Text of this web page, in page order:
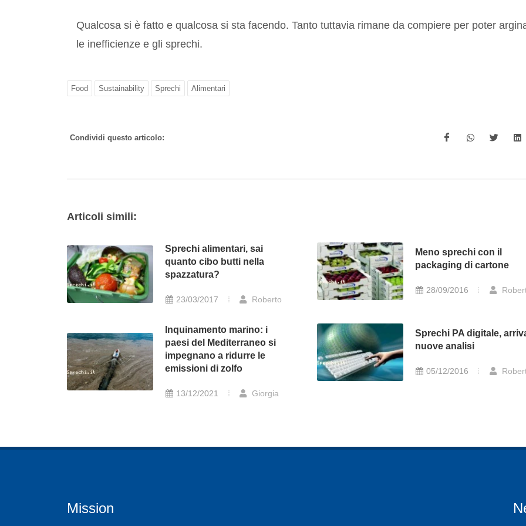
Qualcosa si è fatto e qualcosa si sta facendo. Tanto tuttavia rimane da compiere per poter
le inefficienze e gli sprechi.
Food Sustainability Sprechi Alimentari
Condividi questo articolo:
Articoli simili:
Sprechi alimentari, sai
quanto cibo butti nella
spazzatura?
23/03/2017 Roberto
Meno sprechi con il
packaging di cartone
28/09/2016
Inquinamento marino: i
paesi del Mediterraneo si
impegnano a ridurre le
emissioni di zolfo
13/12/2021 Giorgia
Sprechi PA digitale,
nuove analisi
05/12/2016
Mission